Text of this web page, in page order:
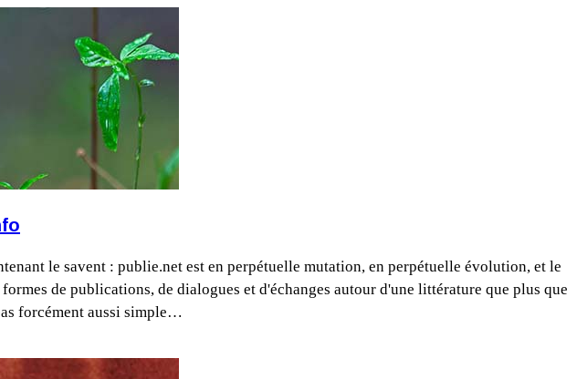
le savent : publie.net est en perpétuelle mutation, en perpétuelle évolution, et le
de publications, de dialogues et d'échanges autour d'une littérature que plus que
forcément aussi simple…